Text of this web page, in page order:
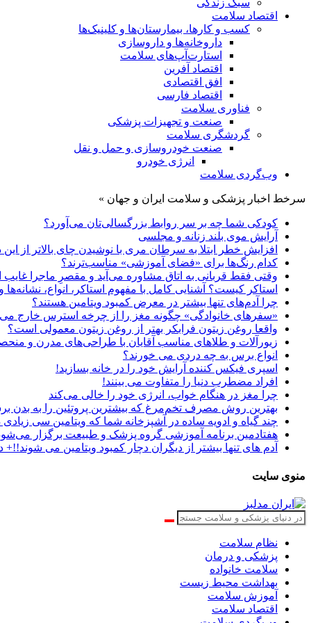
سبک زندگی
اقتصاد سلامت
کسب و کارها، بیمارستان‌ها و کلینیک‌ها
داروخانه‌ها و داروسازی
استارت‌آپ‌های سلامت
اقتصاد آفرین
افق اقتصادی
اقتصاد فارسی
فناوری سلامت
صنعت و تجهیزات پزشکی
گردشگری سلامت
صنعت خودروسازی و حمل و نقل
انرژی خودرو
وب‌گردی سلامت
سرخط اخبار پزشکی و سلامت ایران و جهان »
کودکی شما چه بر سر روابط بزرگسالی‌تان می‌آورد؟
آرایش موی بلند زنانه و مجلسی
افزایش خطر ابتلا به سرطان مری با نوشیدن چای بالاتر از این
کدام رنگ‌ها برای «فضای آموزشی» مناسب‌ترند؟
وقتی فقط قربانی به اتاق مشاوره می‌آید و مقصرِ ماجرا
استاکر کیست؟ آشنایی کامل با مفهوم استاکر، انواع، نشانه‌ها
چرا آدم‌های تنها بیشتر در معرض کمبود ویتامین هستند؟
«سفرهای خانوادگی» چگونه مغز را از چرخه استرس خارج
واقعا روغن زیتون فرابکر بهتر از روغن زیتون معمولی است؟
زیورآلات و طلاهای مناسب آقایان با طراحی‌های مدرن و
انواع برس به چه دردی می خورند؟
اسپری فیکس کننده آرایش خود را در خانه بسازید!
افراد مضطرب دنیا را متفاوت می بینند!
چرا مغز در هنگام خواب، انرژی خود را خالی می‌کند
بهترین روش مصرف تخم‌مرغ که بیشترین پروتئین را به بدن
چند گیاه و ادویه ساده در آشپزخانه شما که ویتامین سی زیادی
هفتادمین برنامه آموزشی گروه پزشک و طبیعت برگزار
آدم های تنها بیشتر از دیگران دچار کمبود ویتامین می شوند!!+
منوی سایت
نظام سلامت
پزشکی و درمان
سلامت خانواده
بهداشت محیط زیست
آموزش سلامت
اقتصاد سلامت